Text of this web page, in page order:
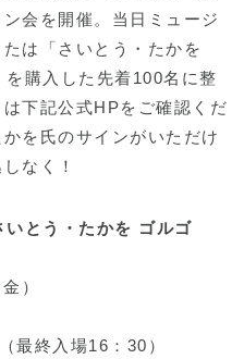
会を開催。当日ミュージ
は「さいとう・たかを
を購入した先着100名に整
下記公式HPをご確認くだ
を氏のサインがいただけ
なく！
いとう・たかを ゴルゴ
）
最終入場16：30）